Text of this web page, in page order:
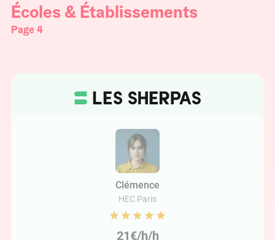
Écoles & Établissements
Page 4
Clémence
HEC Paris
21€/h/h